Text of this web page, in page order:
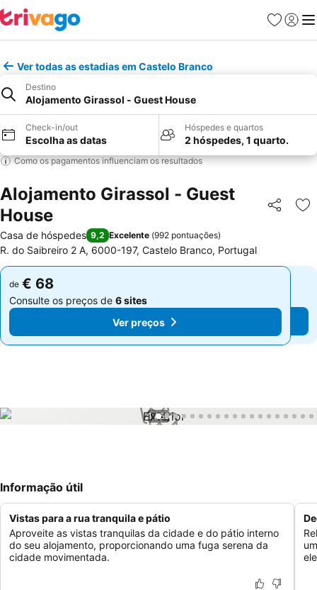
Favoritos
Iniciar
Ver todas as estadias em Castelo Branco
Destino
Alojamento Girassol - Guest House
Check-in/out
Escolha as datas
Hóspedes e quartos
2 hóspedes, 1 quarto.
Como os pagamentos influenciam os resultados
Alojamento Girassol - Guest
House
Partilhar
Casa de hóspedes 9,2 Excelente (992 pontuações)
R. do Saibreiro 2 A, 6000-197, Castelo Branco, Portugal
de € 68
Consulte os preços de 6 sites
Ver preços
de € 68
Consulte os preços de 6 sites
Ver preços
1 / 66
Informação útil
Vistas para a rua tranquila e pátio
Aproveite as vistas tranquilas da cidade e do pátio interno
do seu alojamento, proporcionando uma fuga serena da
cidade movimentada.